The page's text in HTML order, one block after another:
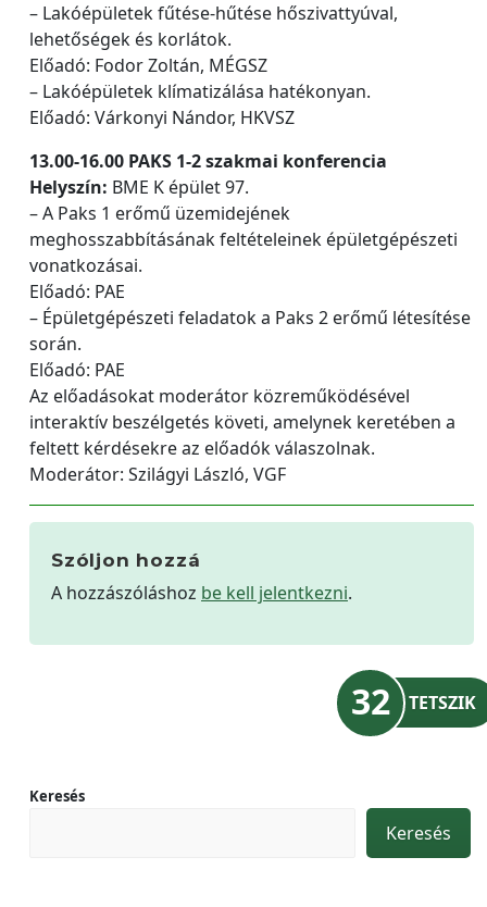
– Lakóépületek fűtése-hűtése hőszivattyúval,
lehetőségek és korlátok.
Előadó: Fodor Zoltán, MÉGSZ
– Lakóépületek klímatizálása hatékonyan.
Előadó: Várkonyi Nándor, HKVSZ
13.00-16.00 PAKS 1-2 szakmai konferencia
Helyszín: BME K épület 97.
– A Paks 1 erőmű üzemidejének
meghosszabbításának feltételeinek épületgépészeti
vonatkozásai.
Előadó: PAE
– Épületgépészeti feladatok a Paks 2 erőmű létesítése
során.
Előadó: PAE
Az előadásokat moderátor közreműködésével
interaktív beszélgetés követi, amelynek keretében a
feltett kérdésekre az előadók válaszolnak.
Moderátor: Szilágyi László, VGF
Szóljon hozzá
A hozzászóláshoz be kell jelentkezni.
32 TETSZIK
Keresés
Keresés